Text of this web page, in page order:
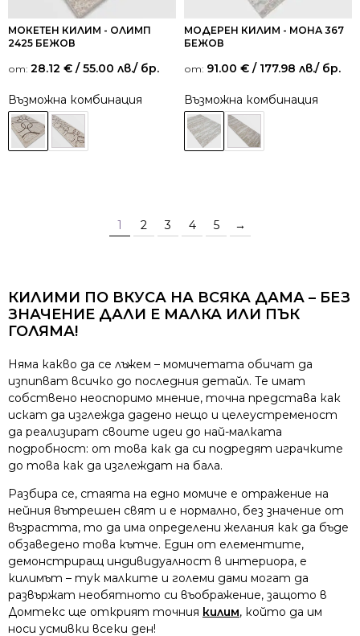
МОКЕТЕН КИЛИМ - ОЛИМП
2425 БЕЖОВ
от: 28.12 € / 55.00 лв./ бр.
Възможна комбинация
МОДЕРЕН КИЛИМ - МОНА 367
БЕЖОВ
от: 91.00 € / 177.98 лв./ бр.
Възможна комбинация
1 2 3 4 5 →
КИЛИМИ ПО ВКУСА НА ВСЯКА ДАМА – БЕЗ
ЗНАЧЕНИЕ ДАЛИ Е МАЛКА ИЛИ ПЪК
ГОЛЯМА!
Няма какво да се лъжем – момичетата обичат да
изпипват всичко до последния детайл. Те имат
собствено неоспоримо мнение, точна представа как
искат да изглежда дадено нещо и целеустременост
да реализират своите идеи до най-малката
подробност: от това как да си подредят играчките
до това как да изглеждат на бала.
Разбира се, стаята на едно момиче е отражение на
нейния вътрешен свят и е нормално, без значение от
възрастта, то да има определени желания как да бъде
обзаведено това кътче. Един от елементите,
демонстриращ индивидуалност в интериора, е
килимът – тук малките и големи дами могат да
развържат необятното си въображение, защото в
Домтекс ще открият точния килим, който да им
носи усмивки всеки ден!